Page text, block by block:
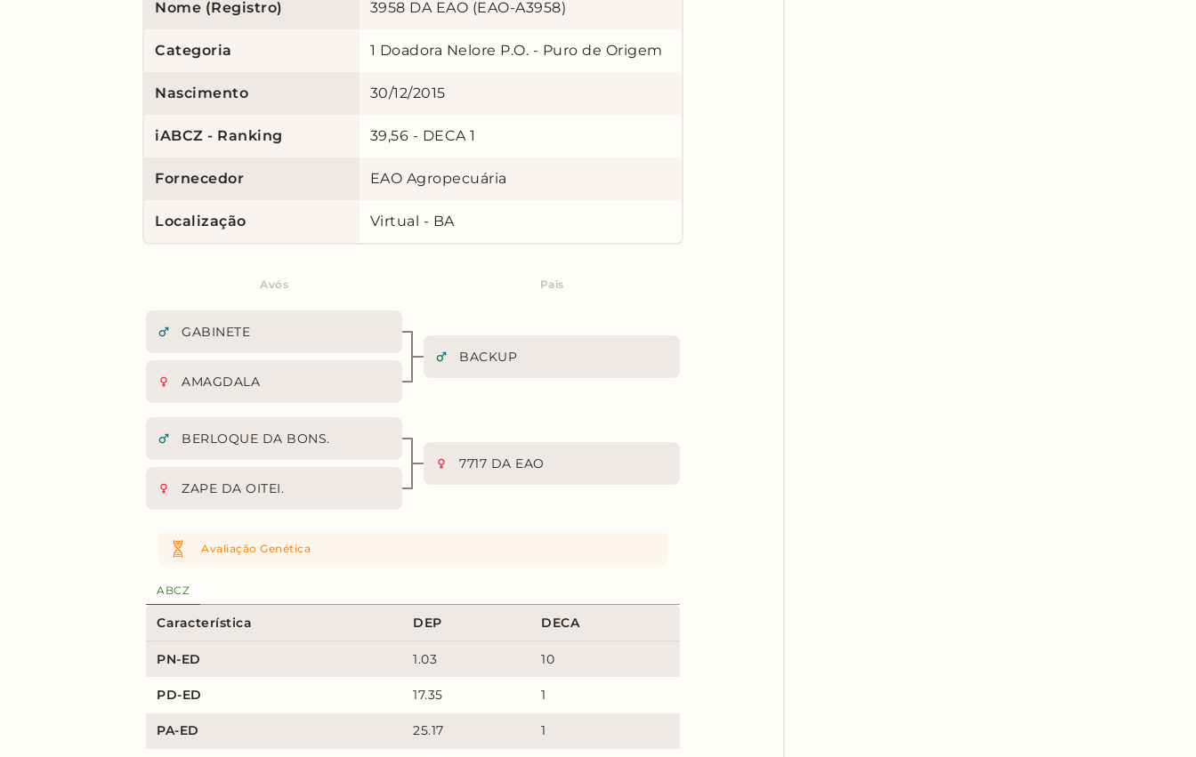
Nome (Registro) 3958 DA EAO (EAO-A3958)
Categoria 1 Doadora Nelore P.O. - Puro de Origem
Nascimento 30/12/2015
iABCZ - Ranking 39,56 - DECA 1
Fornecedor EAO Agropecuária
Localização Virtual - BA
Avós Pais
GABINETE
AMAGDALA
BERLOQUE DA BONS.
ZAPE DA OITEI.
BACKUP
7717 DA EAO
Avaliação Genética
ABCZ
Característica DEP DECA
PN-ED 1.03 10
PD-ED 17.35 1
PA-ED 25.17 1